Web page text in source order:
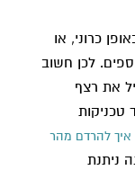
כרוני, או
לכן חשוב
את רצף
טכניקות
איך להרדם מהר
ניתנת